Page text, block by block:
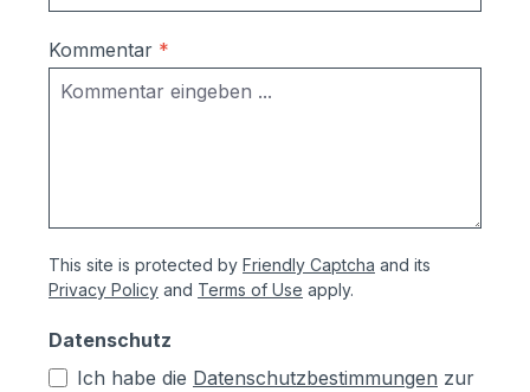
Kommentar *
This site is protected by Friendly Captcha and its
Privacy Policy and Terms of Use apply.
Datenschutz
Ich habe die Datenschutzbestimmungen zur